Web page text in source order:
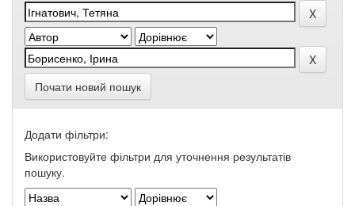
Почати новий пошук
Додати фільтри:
Використовуйте фільтри для уточнення результатів
пошуку.